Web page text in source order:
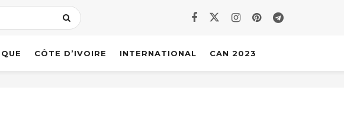
CÔTE D’IVOIRE INTERNATIONAL CAN 2023